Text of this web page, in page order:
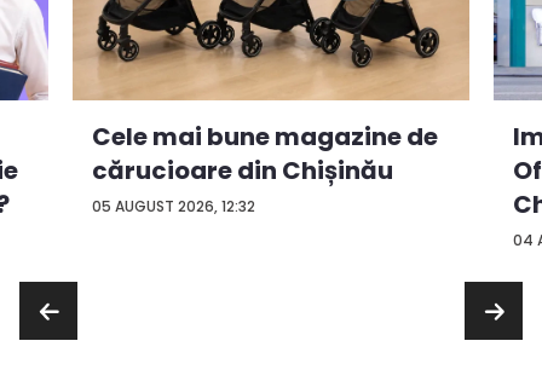
05 AUGUST 2026, 12:32
Cele mai bune magazine de
cărucioare din Chișinău
04